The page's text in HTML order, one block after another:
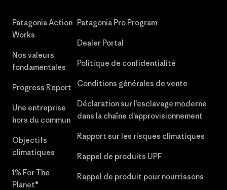
Patagonia Action
Works
Nos valeurs
fondamentales
Progress Report
Une entreprise
hors du commun
Objectifs
climatiques
1% For The
Planet®
Patagonia Pro Program
Dealer Portal
Politique de confidentialité
Conditions générales de vente
Déclaration sur l’esclavage moderne
dans la chaîne d’approvisionnement
Rapport sur les risques climatiques
Rappel de produits UPF
Rappel de produit pour nourrissons